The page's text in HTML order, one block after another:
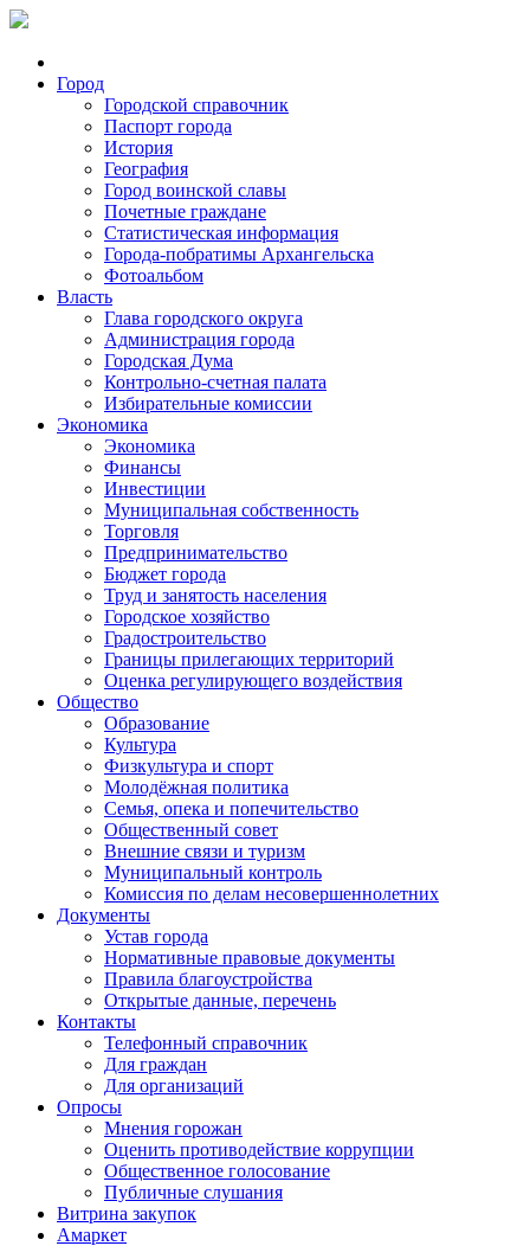
Город
Городской справочник
Паспорт города
История
География
Город воинской славы
Почетные граждане
Статистическая информация
Города-побратимы Архангельска
Фотоальбом
Власть
Глава городского округа
Администрация города
Городская Дума
Контрольно-счетная палата
Избирательные комиссии
Экономика
Экономика
Финансы
Инвестиции
Муниципальная собственность
Торговля
Предпринимательство
Бюджет города
Труд и занятость населения
Городское хозяйство
Градостроительство
Границы прилегающих территорий
Оценка регулирующего воздействия
Общество
Образование
Культура
Физкультура и спорт
Молодёжная политика
Семья, опека и попечительство
Общественный совет
Внешние связи и туризм
Муниципальный контроль
Комиссия по делам несовершеннолетних
Документы
Устав города
Нормативные правовые документы
Правила благоустройства
Открытые данные, перечень
Контакты
Телефонный справочник
Для граждан
Для организаций
Опросы
Мнения горожан
Оценить противодействие коррупции
Общественное голосование
Публичные слушания
Витрина закупок
Амаркет